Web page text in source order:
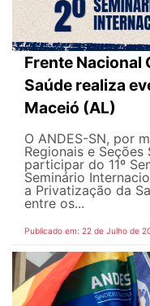
Frente Nacional
Saúde realiza
Maceió (AL)
O ANDES-SN, por
Regionais e
participar do 11º
Seminário
a Privatização da
entre os...
Publicado em: 22 de Julho de